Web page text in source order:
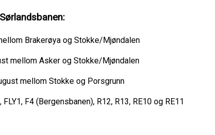
Brakerøya og Stokke/Mjøndalen
mellom Asker og Stokke/Mjøndalen
mellom Stokke og Porsgrunn
F4 (Bergensbanen), R12, R13, RE10 og RE11